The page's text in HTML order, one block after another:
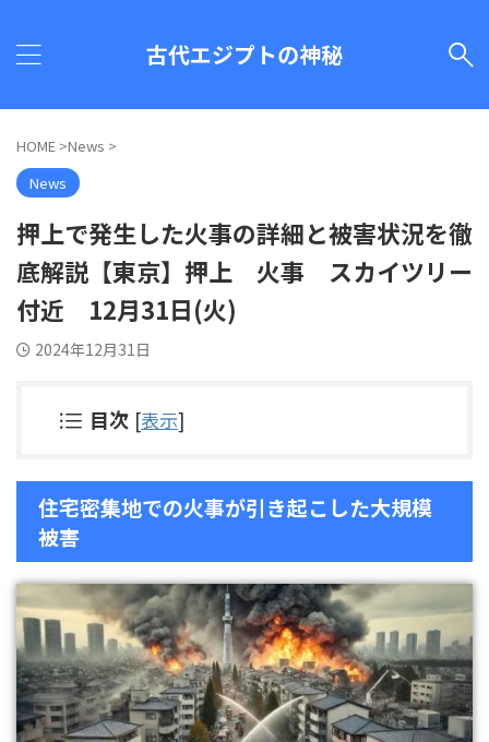
古代エジプトの神秘
HOME >News >
News
押上で発生した火事の詳細と被害状況を徹
底解説【東京】押上 火事 スカイツリー
付近 12月31日(火)
2024年12月31日
目次 [表示]
住宅密集地での火事が引き起こした大規模
被害